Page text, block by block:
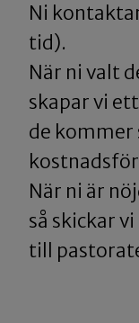
Ni
tid).
När ni valt
skapar vi
de kommer
​​​​​​​När ni är
så skickar
till